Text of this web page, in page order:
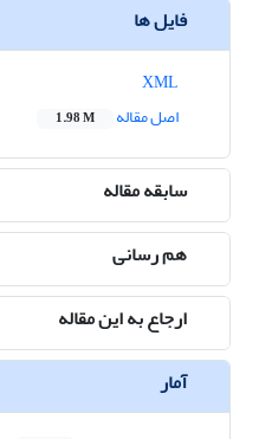
فایل ها
اصل مقاله
1.98 M
سابقه مقاله
هم رسانی
ارجاع به این مقاله
آمار